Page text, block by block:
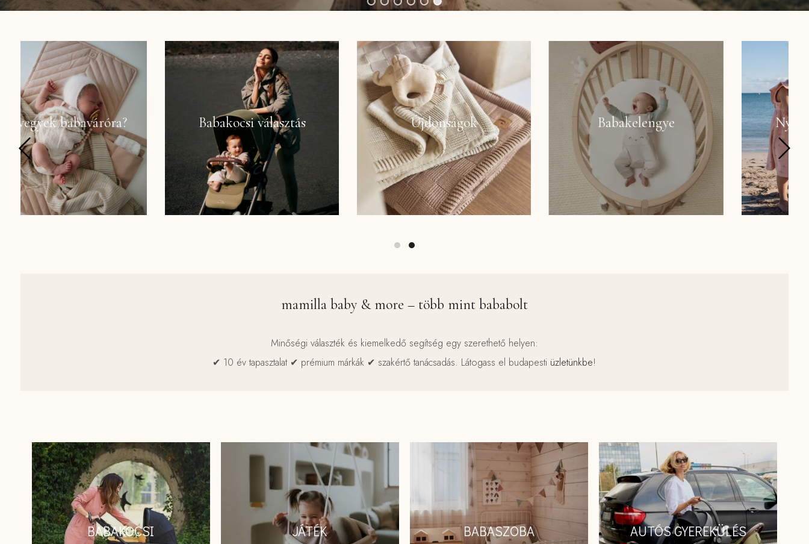
Babakocsi választás Újdonságok Babakelengye Nyárra készülődök
mamilla baby & more – több mint bababolt
Minőségi választék és kiemelkedő segítség egy szerethető helyen:
✔ 10 év tapasztalat ✔ prémium márkák ✔ szakértő tanácsadás. Látogass el budapesti üzletünkbe!
BABAKOCSI JÁTÉK BABASZOBA AUTÓS GYEREKÜLÉS